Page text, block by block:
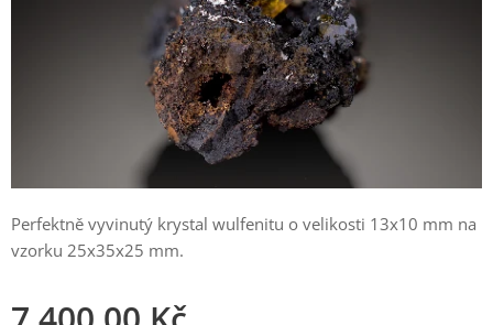
Perfektně vyvinutý krystal wulfenitu o velikosti 13x10 mm na
vzorku 25x35x25 mm.